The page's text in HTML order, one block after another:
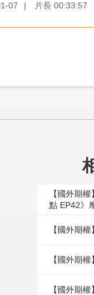
07 | 片長 00:33:57
【國外期
點 EP42》
【國外期
【國外期
【國外期